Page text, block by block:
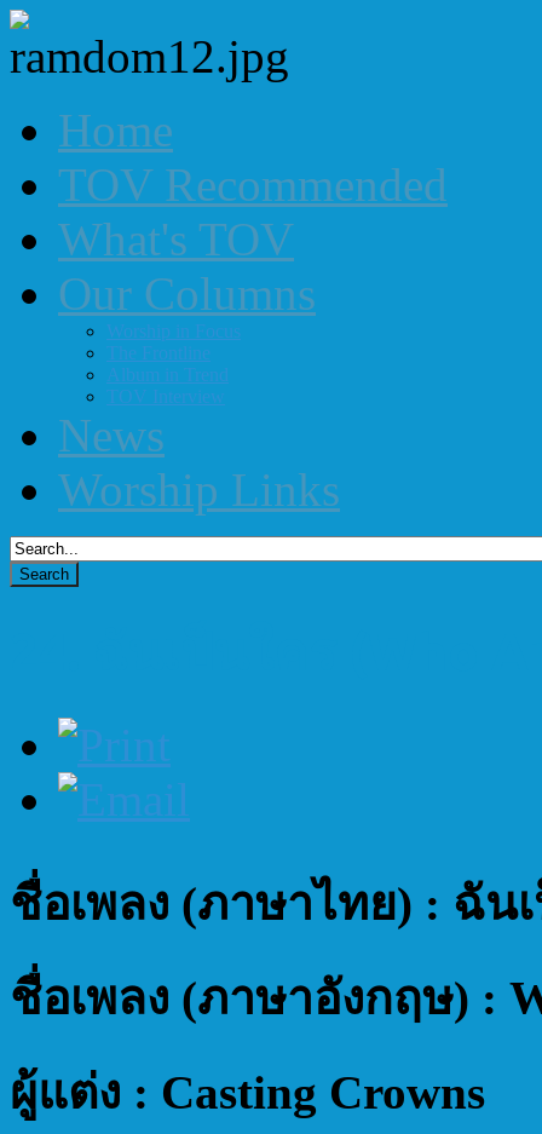
Home
TOV Recommended
What's TOV
Our Columns
Worship in Focus
The Frontline
Album in Trend
TOV Interview
News
Worship Links
ชื่อเพลง (ภาษาไทย) : ฉัน
ชื่อเพลง (ภาษาอังกฤษ) :
ผู้แต่ง : Casting Crowns